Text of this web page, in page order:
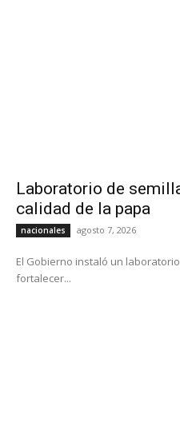
Laboratorio de
calidad de la papa
nacionales agosto 7, 2026
El Gobierno instaló un
fortalecer...